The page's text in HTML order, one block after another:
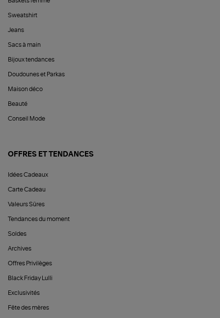
Sweatshirt
Jeans
Sacs à main
Bijoux tendances
Doudounes et Parkas
Maison déco
Beauté
Conseil Mode
OFFRES ET TENDANCES
Idées Cadeaux
Carte Cadeau
Valeurs Sûres
Tendances du moment
Soldes
Archives
Offres Privilèges
Black Friday Lulli
Exclusivités
Fête des mères